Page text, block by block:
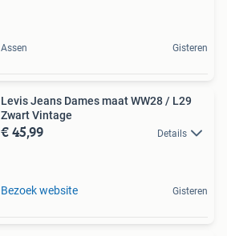
Assen Gisteren
Levis Jeans Dames maat WW28 / L29
Zwart Vintage
€ 45,99 Details
Bezoek website Gisteren